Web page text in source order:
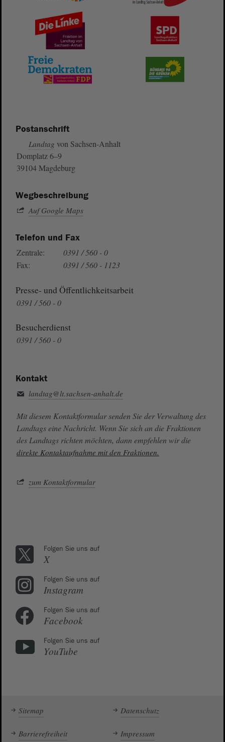
Postanschrift
Landtag von Sachsen-Anhalt
Domplatz 6–9
39104 Magdeburg
Wegbeschreibung
Auf Google Maps
Telefon und Fax
Zentrale:
0391 / 560 - 0
Fax:
0391 / 560 - 1123
Presse- und Öffentlichkeitsarbeit
0391 / 560 - 0
Besucherdienst
0391 / 560 - 0
Kontakt
landtag@lt.sachsen-anhalt.de
Mit diesem Kontaktformular senden Sie der Verwaltung des
Landtags eine Nachricht. Wenn Sie sich an die Fraktionen
des Landtags richten möchten, dann empfehlen wir die
direkte Kontaktaufnahme mit den Fraktionen.
zum Kontaktformular
Folgen Sie uns auf
X
Folgen Sie uns auf
Instagram
Folgen Sie uns auf
Facebook
Folgen Sie uns auf
YouTube
Sitemap Datenschutz
Barrierefreiheit Impressum